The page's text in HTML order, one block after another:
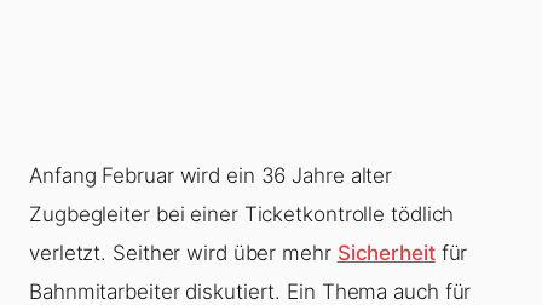
Anfang Februar wird ein 36 Jahre alter
Zugbegleiter bei einer Ticketkontrolle tödlich
verletzt. Seither wird über mehr Sicherheitfür
Bahnmitarbeiter diskutiert. Ein Thema auch für